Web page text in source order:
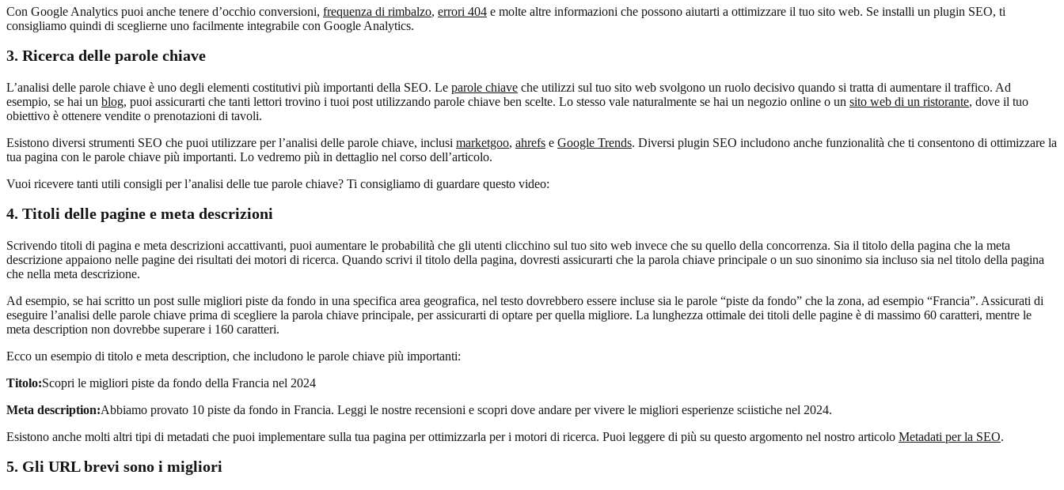
Con Google Analytics puoi anche tenere d’occhio conversioni, frequenza di rimbalzo, errori 404 e molte altre informazioni che possono aiutarti a ottimizzare il tuo sito web. Se installi un plugin SEO, ti
consigliamo quindi di sceglierne uno facilmente integrabile con Google Analytics.
3. Ricerca delle parole chiave
L’analisi delle parole chiave è uno degli elementi costitutivi più importanti della SEO. Le parole chiave che utilizzi sul tuo sito web svolgono un ruolo decisivo quando si tratta di aumentare il traffico. Ad
esempio, se hai un blog, puoi assicurarti che tanti lettori trovino i tuoi post utilizzando parole chiave ben scelte. Lo stesso vale naturalmente se hai un negozio online o un sito web di un ristorante, dove il tuo
obiettivo è ottenere vendite o prenotazioni di tavoli.
Esistono diversi strumenti SEO che puoi utilizzare per l’analisi delle parole chiave, inclusi marketgoo, ahrefs e Google Trends. Diversi plugin SEO includono anche funzionalità che ti consentono di ottimizzare la
tua pagina con le parole chiave più importanti. Lo vedremo più in dettaglio nel corso dell’articolo.
Vuoi ricevere tanti utili consigli per l’analisi delle tue parole chiave? Ti consigliamo di guardare questo video:
4. Titoli delle pagine e meta descrizioni
Scrivendo titoli di pagina e meta descrizioni accattivanti, puoi aumentare le probabilità che gli utenti clicchino sul tuo sito web invece che su quello della concorrenza. Sia il titolo della pagina che la meta
descrizione appaiono nelle pagine dei risultati dei motori di ricerca. Quando scrivi il titolo della pagina, dovresti assicurarti che la parola chiave principale o un suo sinonimo sia incluso sia nel titolo della pagina
che nella meta descrizione.
Ad esempio, se hai scritto un post sulle migliori piste da fondo in una specifica area geografica, nel testo dovrebbero essere incluse sia le parole “piste da fondo” che la zona, ad esempio “Francia”. Assicurati di
eseguire l’analisi delle parole chiave prima di scegliere la parola chiave principale, per assicurarti di optare per quella migliore. La lunghezza ottimale dei titoli delle pagine è di massimo 60 caratteri, mentre le
meta description non dovrebbe superare i 160 caratteri.
Ecco un esempio di titolo e meta description, che includono le parole chiave più importanti:
Titolo:Scopri le migliori piste da fondo della Francia nel 2024
Meta description:Abbiamo provato 10 piste da fondo in Francia. Leggi le nostre recensioni e scopri dove andare per vivere le migliori esperienze sciistiche nel 2024.
Esistono anche molti altri tipi di metadati che puoi implementare sulla tua pagina per ottimizzarla per i motori di ricerca. Puoi leggere di più su questo argomento nel nostro articolo Metadati per la SEO.
5. Gli URL brevi sono i migliori